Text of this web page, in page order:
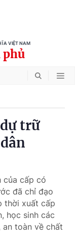
VIỆT NAM
phủ
trữ
của cấp có
đã chỉ đạo
thời xuất cấp
học sinh các
toàn về chất